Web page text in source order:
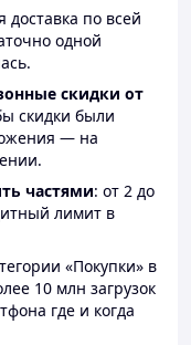
по всей
одной
скидки от
скидки были
— на
частями: от 2 до
лимит в
«Покупки» в
10 млн загрузок
где и когда